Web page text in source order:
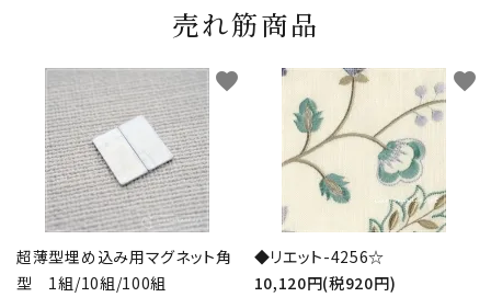
売れ筋商品
超薄型埋め込み用マグネット角
型 1組/10組/100組
favorite
◆リエット-4256☆
10,120円(税920円)
favorite